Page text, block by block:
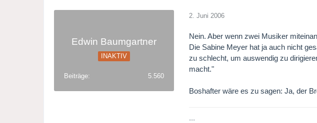
Edwin Baumgartner
INAKTIV
Beiträge 5.560
2. Juni 2006
Nein. Aber wenn zwei Musiker
Die Sabine Meyer hat ja auch nicht
zu schlecht, um auswendig zu
macht."
Boshafter wäre es zu sagen: Ja, der
...